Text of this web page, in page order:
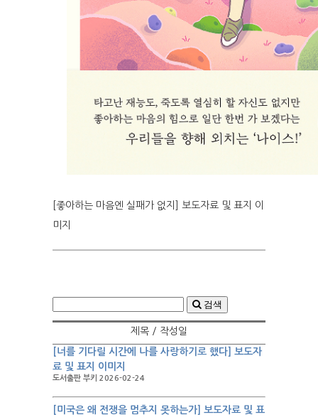
[좋아하는 마음엔 실패가 없지] 보도자료 및 표지 이
미지
검색
제목 / 작성일
[너를 기다릴 시간에 나를 사랑하기로 했다] 보도자
료 및 표지 이미지
도서출판 부키 2026-02-24
[미국은 왜 전쟁을 멈추지 못하는가] 보도자료 및 표